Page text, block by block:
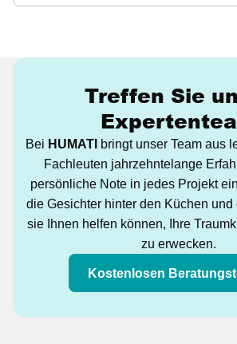
Treffen Sie
Bei HUMATI bringt unser Team aus
Fachleuten jahrzehntelange
persönliche Note in jedes Projekt
die Gesichter hinter den Küchen
sie Ihnen helfen können, Ihre
zu erwecken.
Kostenlosen